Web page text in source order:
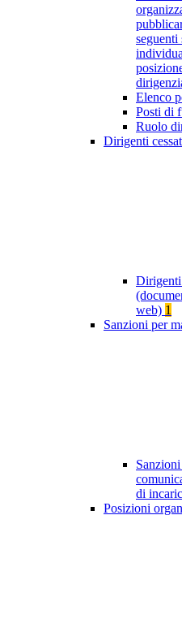
Elenco
Posti di
Ruolo
Dirigenti
Dirigenti
web) 1
Sanzioni per
di
Posizioni